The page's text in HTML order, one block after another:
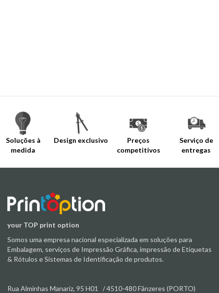
Soluções à
medida
Design exclusivo
Preços
competitivos
Serviço de
entregas
your TOP print option
Somos uma empresa nacional especializada em soluções para
Embalagem, serviços de Impressão Gráfica, impressão de Etiquetas
& Rótulos e Sistemas de Identificação de produtos.
Rua Alminhas Manariz, 95 H01 / 4510-480 Fânzeres (PORTO)